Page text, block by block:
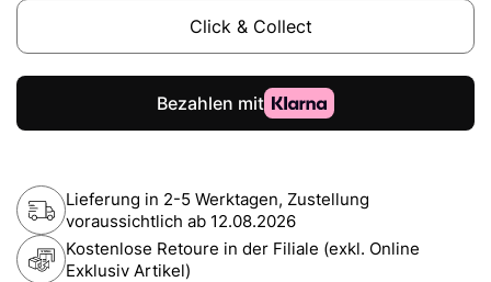
Click & Collect
Lieferung in 2-5 Werktagen, Zustellung
voraussichtlich ab 12.08.2026
Kostenlose Retoure in der Filiale (exkl. Online
Exklusiv Artikel)